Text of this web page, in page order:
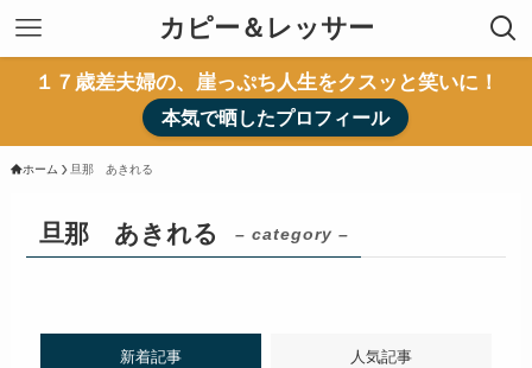
カピー＆レッサー
１７歳差夫婦の、崖っぷち人生をクスッと笑いに！
本気で晒したプロフィール
ホーム 旦那 あきれる
旦那 あきれる – category –
新着記事 人気記事